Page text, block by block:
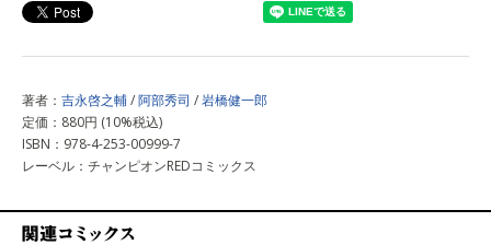
著者： 吉永啓之輔/阿部秀司 /岩橋健一郎
定価：880円 (10%税込)
ISBN：978-4-253-00999-7
レーベル：チャンピオンREDコミックス